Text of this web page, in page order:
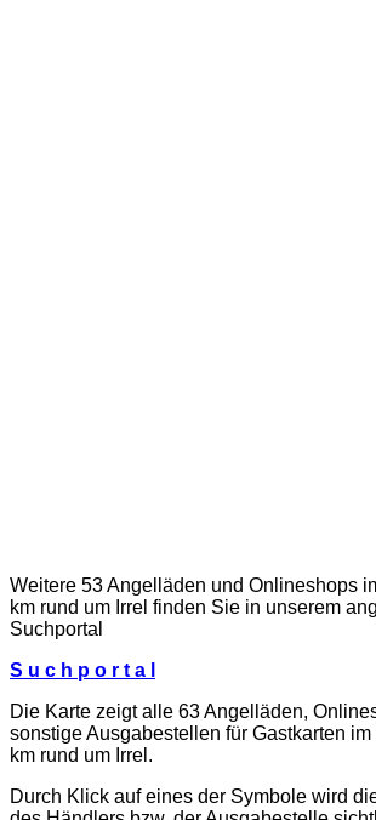
Weitere 53 Angelläden und Onlineshops
km rund um Irrel finden Sie in unserem
Suchportal
S u c h p o r t a l
Die Karte zeigt alle 63 Angelläden,
sonstige Ausgabestellen für Gastkarten
km rund um Irrel.
Durch Klick auf eines der Symbole wird